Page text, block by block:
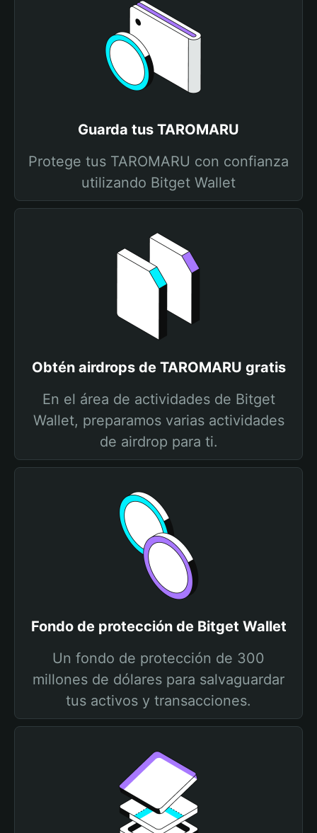
Guarda tus TAROMARU
Protege tus TAROMARU con confianza
utilizando Bitget Wallet
Obtén airdrops de TAROMARU gratis
En el área de actividades de Bitget
Wallet, preparamos varias actividades
de airdrop para ti.
Fondo de protección de Bitget Wallet
Un fondo de protección de 300
millones de dólares para salvaguardar
tus activos y transacciones.